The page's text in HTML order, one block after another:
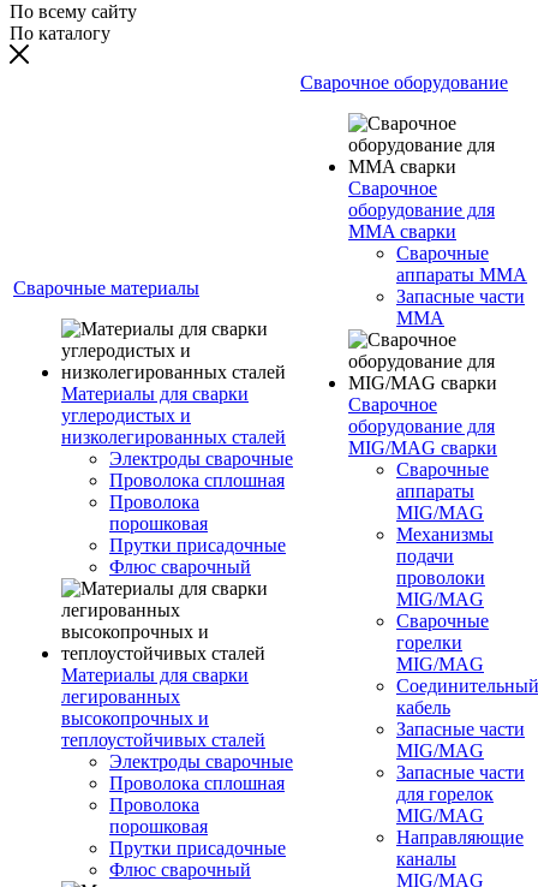
По всему сайту
По каталогу
Сварочные материалы
Материалы для сварки
углеродистых и
низколегированных сталей
Электроды сварочные
Проволока сплошная
Проволока
порошковая
Прутки присадочные
Флюс сварочный
Материалы для сварки
легированных
высокопрочных и
теплоустойчивых сталей
Электроды сварочные
Проволока сплошная
Проволока
порошковая
Прутки присадочные
Флюс сварочный
Сварочное оборудование
Сварочное
оборудование для
MMA сварки
Сварочные
аппараты MMA
Запасные части
MMA
Сварочное
оборудование для
MIG/MAG сварки
Сварочные
аппараты
MIG/MAG
Механизмы
подачи
проволоки
MIG/MAG
Сварочные
горелки
MIG/MAG
Соединительный
кабель
Запасные части
MIG/MAG
Запасные части
для горелок
MIG/MAG
Направляющие
каналы
MIG/MAG